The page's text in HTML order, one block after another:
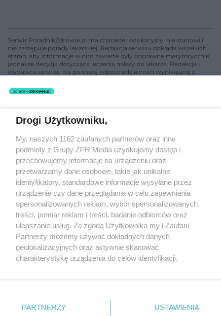
Serwis PoradnikZdrowie.pl ma charakter edukacyjny, nie stanowi i
nie zastępuje porady lekarskiej. Redakcja serwisu dokłada wszelkich
starań, aby informacje w nim zawarte były poprawne merytorycznie,
jednakże decyzja dotycząca leczenia należy do lekarza. Redakcja i
wydawca serwisu nie ponoszą odpowiedzialności wynikającej z
nie prowadzi działalności leczniczej polegającej na udzielaniu
świadczeń zdrowotnych w rozumieniu art. 3 ust 1 ustawy o
Żaden utwór zamieszczony w serwisie nie może być powielany i
rozpowszechniany lub dalej rozpowszechniany w jakikolwiek sposób
(w tym także elektroniczny lub mechaniczny) na jakimkolwiek polu
eksploatacji w jakiejkolwiek formie, włącznie z umieszczaniem w
Internecie bez pisemnej zgody właściciela praw. Jakiekolwiek użycie
lub wykorzystanie utworów w całości lub w części z naruszeniem
prawa, tzn. bez właściwej zgody, jest zabronione pod groźbą kary i
może być ścigane prawnie.
O nas
Drogi Użytkowniku,
My, naszych 1162 zaufanych partnerów oraz inne
podmioty z Grupy ZPR Media uzyskujemy dostęp i
przechowujemy informacje na urządzeniu oraz
przetwarzamy dane osobowe, takie jak unikalne
identyfikatory, standardowe informacje wysyłane przez
urządzenie czy dane przeglądania w celu zapewniania
spersonalizowanych reklam, wybór spersonalizowanych
treści, pomiar reklam i treści, badanie odbiorców oraz
ulepszanie usług. Za zgodą Użytkownika my i Zaufani
Partnerzy możemy używać dokładnych danych
geolokalizacyjnych oraz aktywnie skanować
charakterystykę urządzenia do celów identyfikacji.
zmienić/wycofać klikając przycisk ustawień prywatności
znajdujący się w lewym dolnym rogu strony
PARTNERZY USTAWIENIA